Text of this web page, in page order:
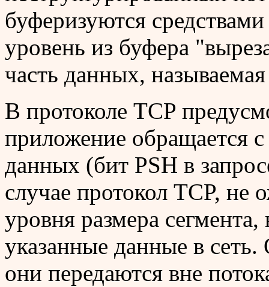
буферизуются
уровень из буфера
часть данных,
В протоколе TCP
приложение обращается
данных (бит PSH в
случае протокол TCP, не
уровня размера
указанные данные в
они передаются вне